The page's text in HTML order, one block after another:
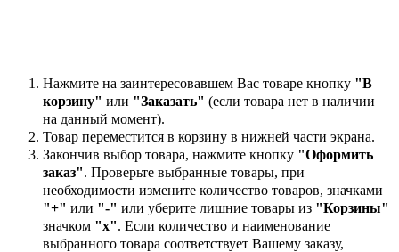
Нажмите на заинтересовавшем Вас товаре кнопку "В
корзину" или "Заказать" (если товара нет в наличии
на данный момент).
Товар переместится в корзину в нижней части экрана.
Закончив выбор товара, нажмите кнопку "Оформить
заказ". Проверьте выбранные товары, при
необходимости измените количество товаров, значками
"+" или "-" или уберите лишние товары из "Корзины"
значком "х". Если количество и наименование
выбранного товара соответствует Вашему заказу,